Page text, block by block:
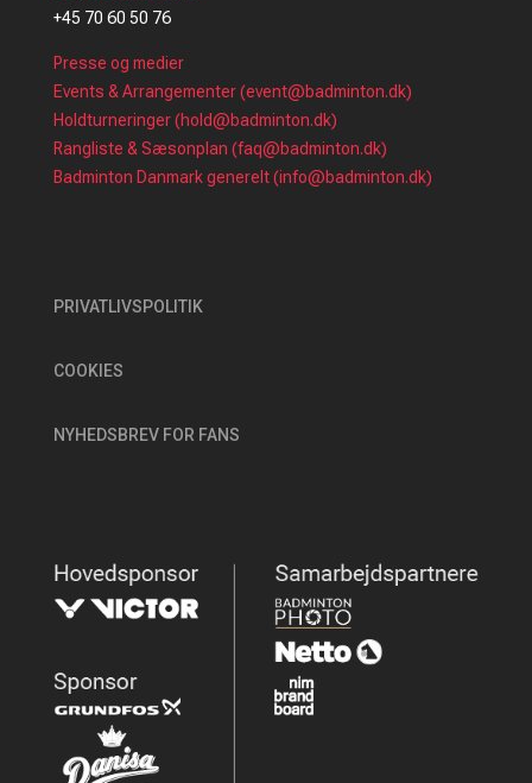
+45 70 60 50 76
Presse og medier
Events & Arrangementer (event@badminton.dk)
Holdturneringer (hold@badminton.dk)
Rangliste & Sæsonplan (faq@badminton.dk)
Badminton Danmark generelt (info@badminton.dk)
PRIVATLIVSPOLITIK
COOKIES
NYHEDSBREV FOR FANS